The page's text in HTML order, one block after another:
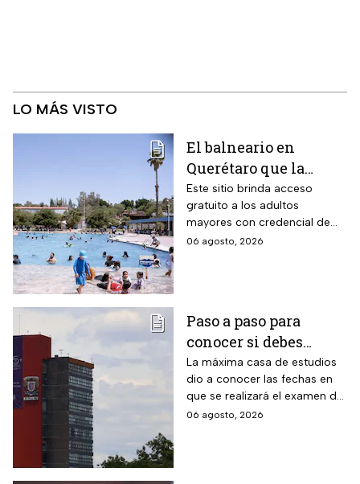
LO MÁS VISTO
El balneario en
Querétaro que la
Profeco marcó como el
más barato de México:
tiene alberca para la
tercera edad y todas
Este sitio brinda acceso
gratuito a los adultos
mayores con credencial de
INAPAM vigente
06 agosto, 2026
Paso a paso para
conocer si debes
realizar el examen de
control de la UNAM
La máxima casa de estudios
dio a conocer las fechas en
que se realizará el examen de
control, después de encontrar
06 agosto, 2026